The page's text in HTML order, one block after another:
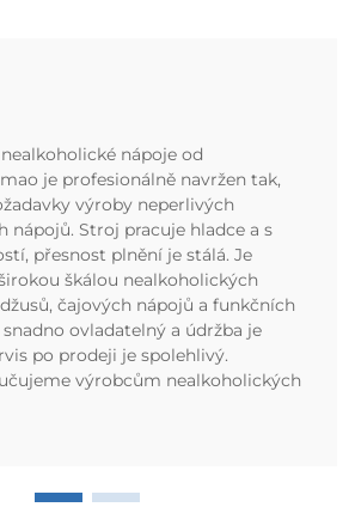
nápoje od
je profesionálně navržen tak,
výroby neperlivých
nápojů. Stroj pracuje hladce a s
přesnost plnění je stálá. Je
škálou nealkoholických
čajových nápojů a funkčních
ovladatelný a údržba je
po prodeji je spolehlivý.
výrobcům nealkoholických